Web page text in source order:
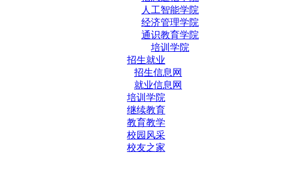
人工智能学院
经济管理学院
通识教育学院
培训学院
招生就业
招生信息网
就业信息网
培训学院
继续教育
教育教学
校园风采
校友之家